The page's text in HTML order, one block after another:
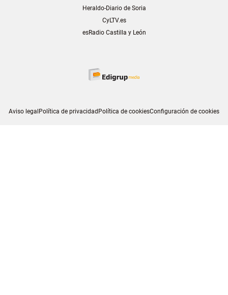
Heraldo-Diario de Soria
CyLTV.es
esRadio Castilla y León
Aviso legal Política de privacidad Política de cookiesConfiguración de cookies